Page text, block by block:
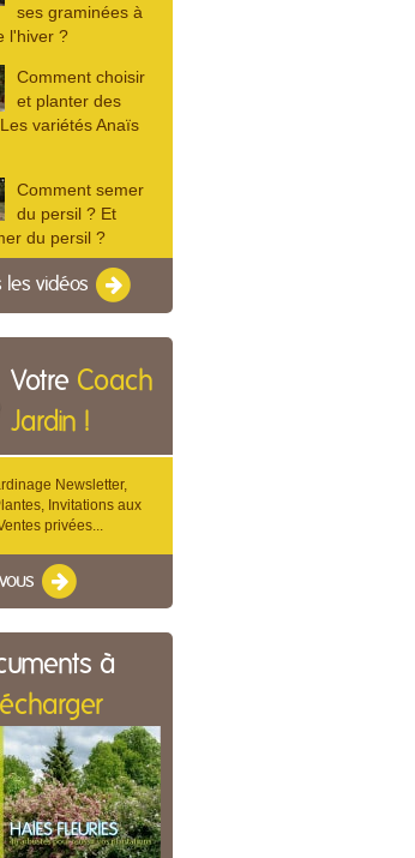
ses graminées à
l'hiver ?
Comment choisir
et planter des
variétés Anaïs
Comment semer
du persil ? Et
du persil ?
les vidéos
Votre Coach
Jardin !
Newsletter,
Invitations aux
privées...
à